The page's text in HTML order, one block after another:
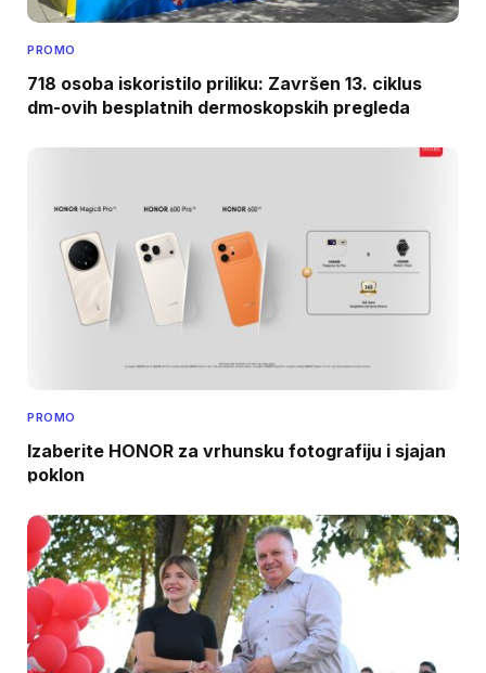
PROMO
718 osoba iskoristilo priliku: Završen 13. ciklus
dm-ovih besplatnih dermoskopskih pregleda
PROMO
Izaberite HONOR za vrhunsku fotografiju i sjajan
poklon